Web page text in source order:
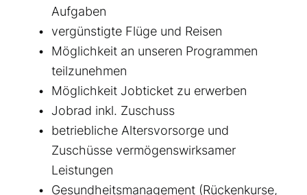
Aufgaben
vergünstigte Flüge und Reisen
Möglichkeit an unseren Programmen
teilzunehmen
Möglichkeit Jobticket zu erwerben
Jobrad inkl. Zuschuss
betriebliche Altersvorsorge und
Zuschüsse vermögenswirksamer
Leistungen
Gesundheitsmanagement (Rückenkurse,